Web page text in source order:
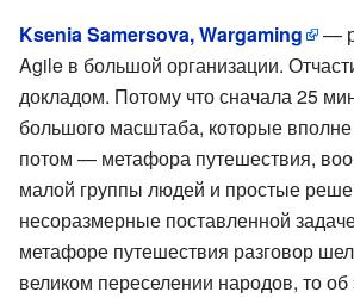
Ksenia Samersova, Wargaming
—
Agile в большой организации.
докладом. Потому что сначала 25
большого масштаба, которые
потом — метафора путешествия,
малой группы людей и простые
несоразмерные поставленной
метафоре путешествия разговор
великом переселении народов, то об